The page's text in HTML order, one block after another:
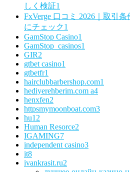
しく検証1
FxVerge 口コミ 2026｜取引
にチェック1
GamStop Casino1
GamStop_casinos1
GIR2
gtbet casino1
gtbetfr1
hairclubbarbershop.com1
hediyerehberim.com a4
henxfen2
httpsmymoonboat.com3
hu12
Human Resorce2
IGAMING7
independent casino3
it8
ivankrasit.ru2